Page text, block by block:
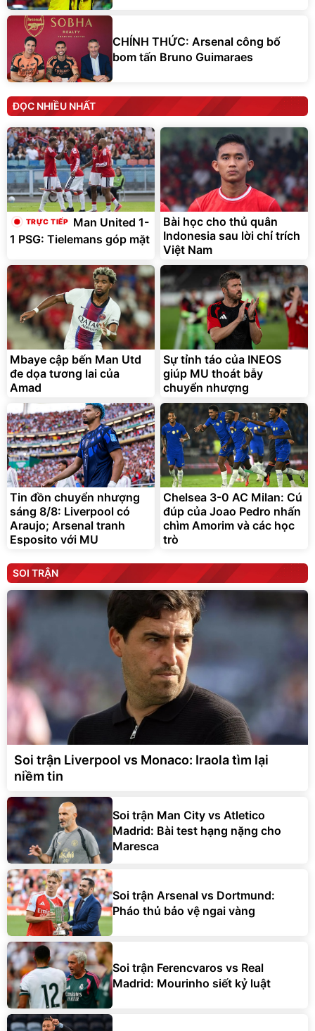
CHÍNH THỨC: Arsenal công bố
bom tấn Bruno Guimaraes
ĐỌC NHIỀU NHẤT
Man United 1-
1 PSG: Tielemans góp mặt
Bài học cho thủ quân
Indonesia sau lời chỉ trích
Việt Nam
Mbaye cập bến Man Utd
đe dọa tương lai của
Amad
Sự tỉnh táo của INEOS
giúp MU thoát bẫy
chuyển nhượng
Tin đồn chuyển nhượng
sáng 8/8: Liverpool có
Araujo; Arsenal tranh
Esposito với MU
Chelsea 3-0 AC Milan: Cú
đúp của Joao Pedro nhấn
chìm Amorim và các học
trò
SOI TRẬN
Soi trận Liverpool vs Monaco: Iraola tìm lại
niềm tin
Soi trận Man City vs Atletico
Madrid: Bài test hạng nặng cho
Maresca
Soi trận Arsenal vs Dortmund:
Pháo thủ bảo vệ ngai vàng
Soi trận Ferencvaros vs Real
Madrid: Mourinho siết kỷ luật